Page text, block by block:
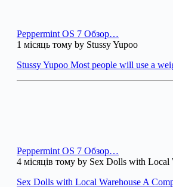
Peppermint OS 7 Обзор…
1 місяць тому by Stussy Yupoo
Stussy Yupoo Most people will use a
Peppermint OS 7 Обзор…
4 місяців тому by Sex Dolls with Local
Sex Dolls with Local Warehouse A